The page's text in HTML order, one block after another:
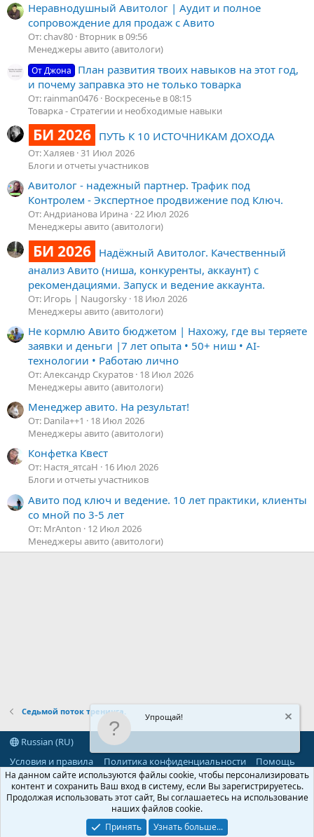
Неравнодушный Авитолог | Аудит и полное
сопровождение для продаж с Авито
От: chav80 Вторник в 09:56
Менеджеры авито (авитологи)
От Джона
План развития твоих навыков на этот год,
и почему заправка это не только товарка
От: rainman0476 Воскресенье в 08:15
Товарка - Стратегии и необходимые навыки
БИ 2026 ПУТЬ К 10 ИСТОЧНИКАМ ДОХОДА
От: Халяев 31 Июл 2026
Блоги и отчеты участников
Авитолог - надежный партнер. Трафик под
Контролем - Экспертное продвижение под Ключ.
От: Андрианова Ирина 22 Июл 2026
Менеджеры авито (авитологи)
БИ 2026 Надёжный Авитолог. Качественный
анализ Авито (ниша, конкуренты, аккаунт) с
рекомендациями. Запуск и ведение аккаунта.
От: Игорь | Naugorsky 18 Июл 2026
Менеджеры авито (авитологи)
Не кормлю Авито бюджетом | Нахожу, где вы теряете
заявки и деньги |7 лет опыта • 50+ ниш • AI-
технологии • Работаю лично
От: Александр Скуратов 18 Июл 2026
Менеджеры авито (авитологи)
Менеджер авито. На результат!
От: Danila++1
18 Июл 2026
Менеджеры авито (авитологи)
Конфетка Квест
От: Настя_ятсаН
16 Июл 2026
Блоги и отчеты участников
Авито под ключ и ведение. 10 лет практики, клиенты
со мной по 3-5 лет
От: MrAnton
12 Июл 2026
Менеджеры авито (авитологи)
Седьмой поток тренинга.
Russian (RU)
Условия и правила
Политика конфиденциальности Помощь
R
S
Community platform by XenForo® © 2010-2026 XenForo Ltd.
Parts of this site powered byadd-ons from DragonByte™
DragonByte Technologies(Details)
©2010-2026 XenForo Ltd.
Упрощай!
На данном сайте используются файлы cookie, чтобы персонализировать
контент и сохранить Ваш вход в систему, если Вы зарегистрируетесь.
Продолжая использовать этот сайт, Вы соглашаетесь на использование
наших файлов cookie.
Принять
Узнать больше...